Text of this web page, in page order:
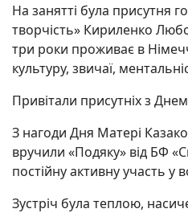
На занятті була присутня
творчість» Кириленко
три роки проживає в
культуру, звичаї,
Привітали присутніх з
З нагоди Дня Матері
вручили «Подяку» від БФ
постійну активну участь у
Зустріч була теплою,